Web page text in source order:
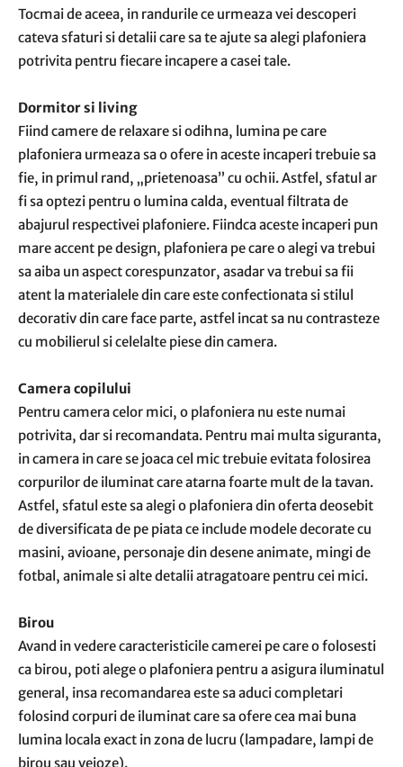
Tocmai de aceea, in randurile ce urmeaza vei descoperi
cateva sfaturi si detalii care sa te ajute sa alegi plafoniera
potrivita pentru fiecare incapere a casei tale.
Dormitor si living
Fiind camere de relaxare si odihna, lumina pe care
plafoniera urmeaza sa o ofere in aceste incaperi trebuie sa
fie, in primul rand, „prietenoasa” cu ochii. Astfel, sfatul ar
fi sa optezi pentru o lumina calda, eventual filtrata de
abajurul respectivei plafoniere. Fiindca aceste incaperi pun
mare accent pe design, plafoniera pe care o alegi va trebui
sa aiba un aspect corespunzator, asadar va trebui sa fii
atent la materialele din care este confectionata si stilul
decorativ din care face parte, astfel incat sa nu contrasteze
cu mobilierul si celelalte piese din camera.
Camera copilului
Pentru camera celor mici, o plafoniera nu este numai
potrivita, dar si recomandata. Pentru mai multa siguranta,
in camera in care se joaca cel mic trebuie evitata folosirea
corpurilor de iluminat care atarna foarte mult de la tavan.
Astfel, sfatul este sa alegi o plafoniera din oferta deosebit
de diversificata de pe piata ce include modele decorate cu
masini, avioane, personaje din desene animate, mingi de
fotbal, animale si alte detalii atragatoare pentru cei mici.
Birou
Avand in vedere caracteristicile camerei pe care o folosesti
ca birou, poti alege o plafoniera pentru a asigura iluminatul
general, insa recomandarea este sa aduci completari
folosind corpuri de iluminat care sa ofere cea mai buna
lumina locala exact in zona de lucru (lampadare, lampi de
birou sau veioze).